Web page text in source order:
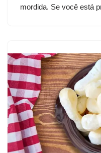
mordida. Se você está